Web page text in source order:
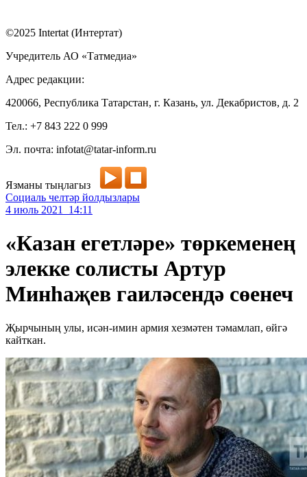
©2025 Intertat (Интертат)
Учредитель АО «Татмедиа»
Адрес редакции:
420066, Республика Татарстан, г. Казань, ул. Декабристов, д. 2
Тел.: +7 843 222 0 999
Эл. почта: infotat@tatar-inform.ru
Язманы тыңлагыз
Социаль челтәр йолдызлары
4 июль 2021 14:11
«Казан егетләре» төркеменең
элекке солисты Артур
Минһаҗев гаиләсендә сөенеч
Җырчының улы, исән-имин армия хезмәтен тәмамлап, өйгә
кайткан.